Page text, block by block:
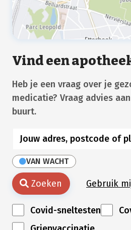
Vind een
Heb je een vraag over je
medicatie? Vraag advies
buurt.
VAN WACHT
Zoeken Gebruik
Covid-sneltesten